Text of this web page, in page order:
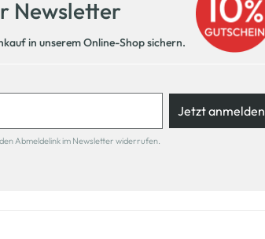
Newsletter
in unserem Online-Shop sichern.
Jetzt anmelden
Abmeldelink im Newsletter widerrufen.